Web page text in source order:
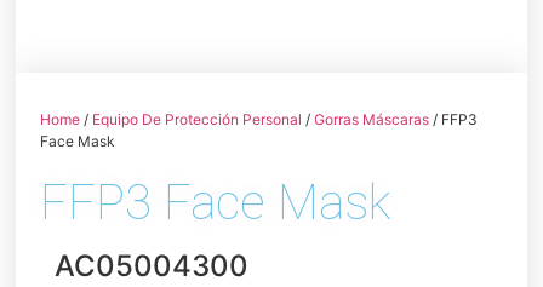
Home / Equipo De Protección Personal /Gorras Máscaras / FFP3
Face Mask
FFP3 Face Mask
AC05004300